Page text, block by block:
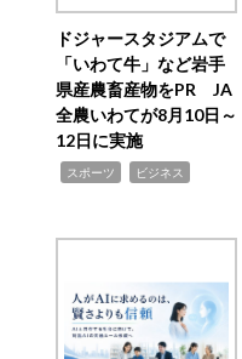
ドジャースタジアムで
「いわて牛」など岩手
県産農畜産物をPR JA
全農いわてが8月10日～
12日に実施
スポーツ ビジネス